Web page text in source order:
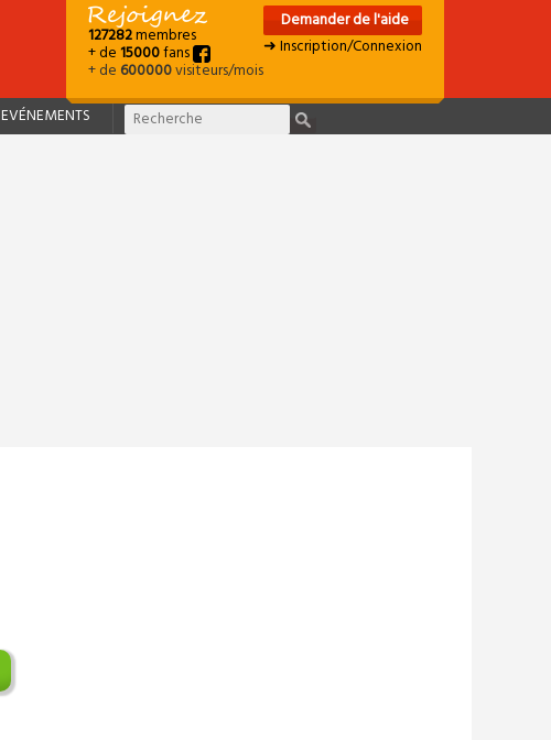
127282membres
+ de15000fans
+ de600000visiteurs/mois
Demander de l'aide
➜ Inscription/Connexion
EVÉNEMENTS